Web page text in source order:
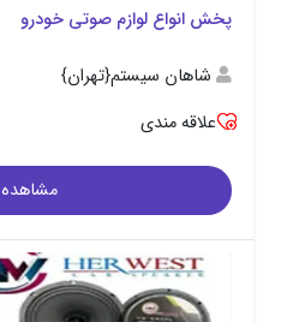
پخش انواع لوازم صوتی خودرو
شاهان سیستم{تهران}
علاقه مندی
مشاهده